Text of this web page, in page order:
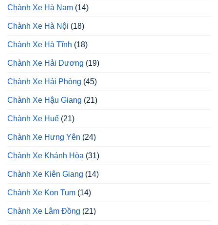
Chành Xe Hà Nam (14)
Chành Xe Hà Nội (18)
Chành Xe Hà Tĩnh (18)
Chành Xe Hải Dương (19)
Chành Xe Hải Phòng (45)
Chành Xe Hậu Giang (21)
Chành Xe Huế (21)
Chành Xe Hưng Yên (24)
Chành Xe Khánh Hòa (31)
Chành Xe Kiên Giang (14)
Chành Xe Kon Tum (14)
Chành Xe Lâm Đồng (21)